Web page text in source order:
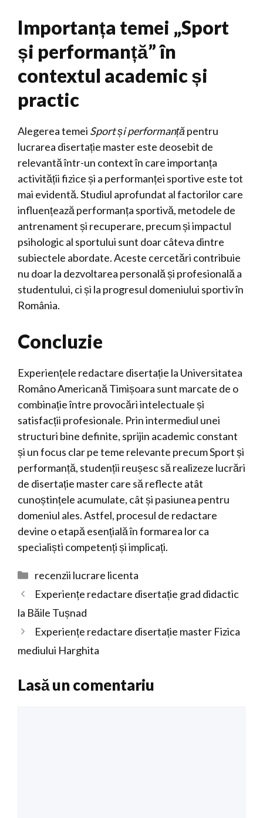
Importanța temei „Sport
și performanță” în
contextul academic și
practic
Alegerea temei Sport și performanță pentru
lucrarea disertație master este deosebit de
relevantă într-un context în care importanța
activității fizice și a performanței sportive este tot
mai evidentă. Studiul aprofundat al factorilor care
influențează performanța sportivă, metodele de
antrenament și recuperare, precum și impactul
psihologic al sportului sunt doar câteva dintre
subiectele abordate. Aceste cercetări contribuie
nu doar la dezvoltarea personală și profesională a
studentului, ci și la progresul domeniului sportiv în
România.
Concluzie
Experiențele redactare disertație la Universitatea
Româno Americană Timișoara sunt marcate de o
combinație între provocări intelectuale și
satisfacții profesionale. Prin intermediul unei
structuri bine definite, sprijin academic constant
și un focus clar pe teme relevante precum Sport și
performanță, studenții reușesc să realizeze lucrări
de disertație master care să reflecte atât
cunoștințele acumulate, cât și pasiunea pentru
domeniul ales. Astfel, procesul de redactare
devine o etapă esențială în formarea lor ca
specialiști competenți și implicați.
Categorii
recenzii lucrare licenta
Experiențe redactare disertație grad didactic
la Băile Tușnad
Experiențe redactare disertație master Fizica
mediului Harghita
Lasă un comentariu